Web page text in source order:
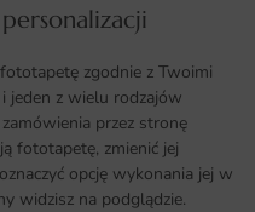
zgodnie z Twoimi
jeden z wielu rodzajów
przez stronę
fototapetę, zmienić jej
opcję wykonania jej w
widzisz na podglądzie.